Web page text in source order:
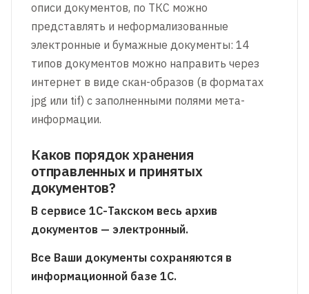
описи документов, по ТКС можно
представлять и неформализованные
электронные и бумажные документы: 14
типов документов можно направить через
интернет в виде скан-образов (в форматах
jpg или tif) с заполненными полями мета-
информации.
Каков порядок хранения
отправленных и принятых
документов?
В сервисе 1С-Такском весь архив
документов — электронный.
Все Ваши документы сохраняются в
информационной базе 1С.